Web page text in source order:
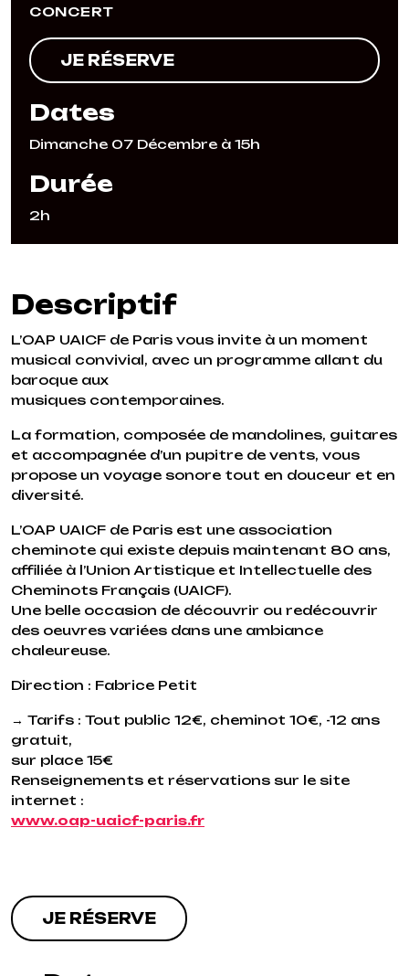
CONCERT
JE RÉSERVE
Dates
Dimanche 07 Décembre à 15h
Durée
2h
Descriptif
L’OAP UAICF de Paris vous invite à un moment
musical convivial, avec un programme allant du
baroque aux
musiques contemporaines.
La formation, composée de mandolines, guitares
et accompagnée d’un pupitre de vents, vous
propose un voyage sonore tout en douceur et en
diversité.
L’OAP UAICF de Paris est une association
cheminote qui existe depuis maintenant 80 ans,
affiliée à l’Union Artistique et Intellectuelle des
Cheminots Français (UAICF).
Une belle occasion de découvrir ou redécouvrir
des oeuvres variées dans une ambiance
chaleureuse.
Direction : Fabrice Petit
→ Tarifs : Tout public 12€, cheminot 10€, -12 ans
gratuit,
sur place 15€
Renseignements et réservations sur le site
internet :
www.oap-uaicf-paris.fr
JE RÉSERVE